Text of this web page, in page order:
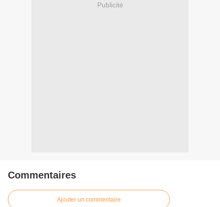
Publicité
Commentaires
Ajouter un commentaire